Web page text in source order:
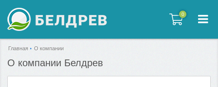
0
0
Главная О компании
О компании Белдрев